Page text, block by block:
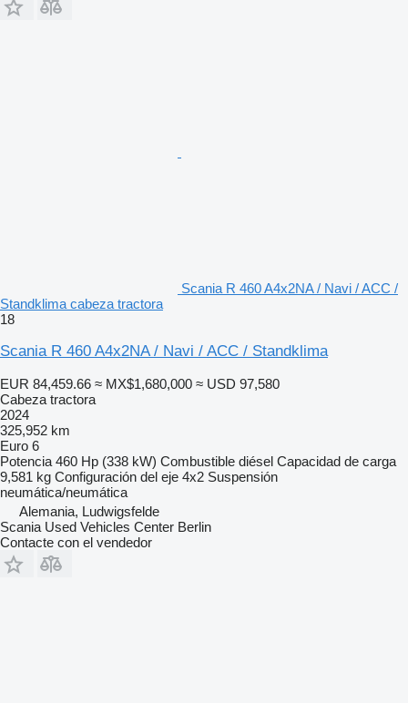
Scania R 460 A4x2NA / Navi / ACC /
Standklima cabeza tractora
18
Scania R 460 A4x2NA / Navi / ACC / Standklima
EUR 84,459.66 ≈ MX$1,680,000 ≈ USD 97,580
Cabeza tractora
2024
325,952 km
Euro 6
Potencia 460 Hp (338 kW) Combustible diésel Capacidad de carga
9,581 kg Configuración del eje 4x2 Suspensión
neumática/neumática
Alemania, Ludwigsfelde
Scania Used Vehicles Center Berlin
Contacte con el vendedor